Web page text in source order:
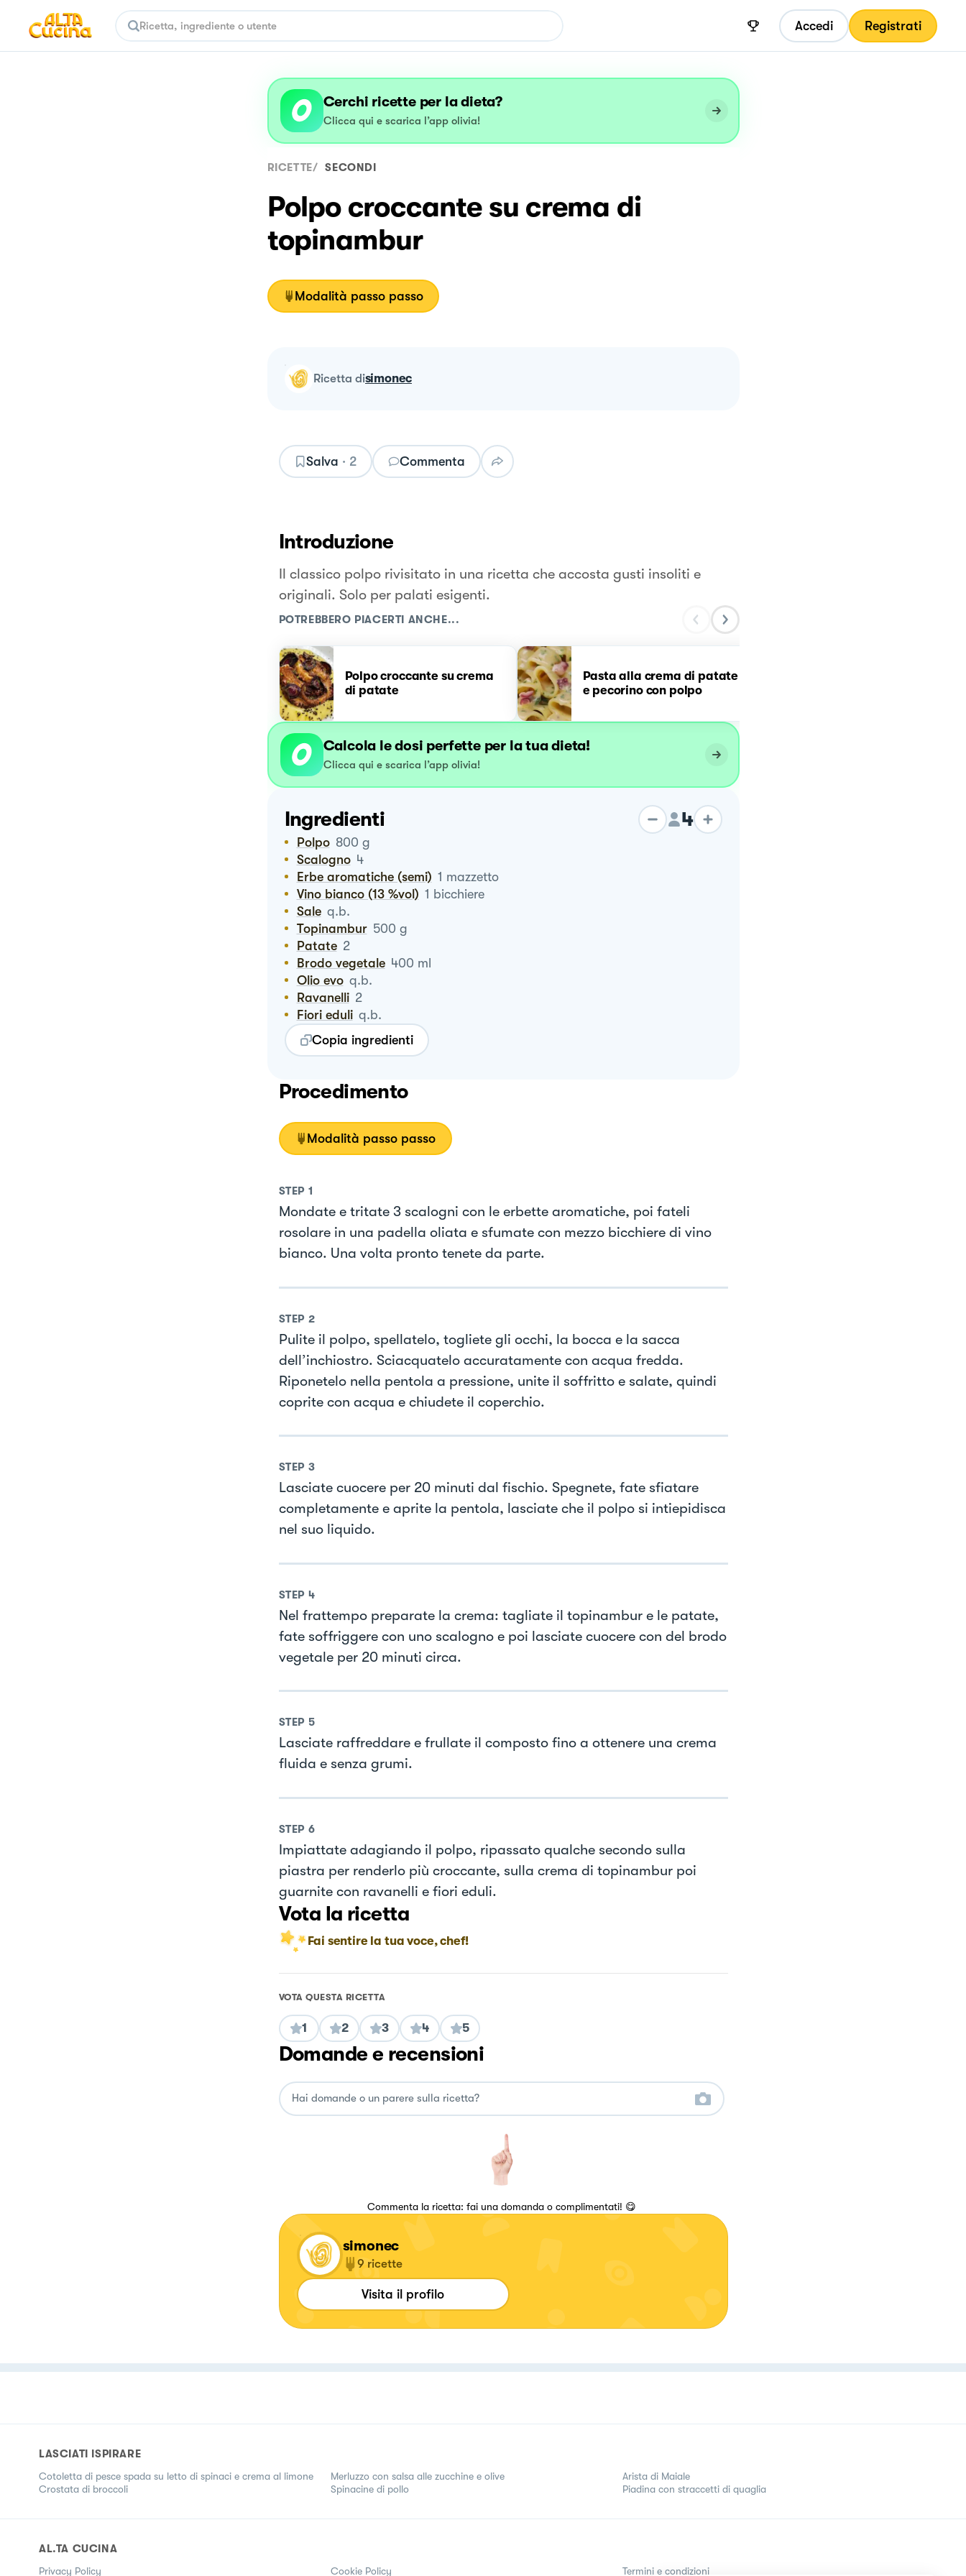
Accedi Registrati
Cerchi ricette per la dieta?
Clicca qui e scarica l’app olivia!
RICETTE/ SECONDI
Polpo croccante su crema di
topinambur
Modalità passo passo
ricetta disimonec
Salva · 2 Commenta
Introduzione
Il classico polpo rivisitato in una ricetta che accosta gusti insoliti e
originali. Solo per palati esigenti.
POTREBBERO PIACERTI ANCHE...
Polpo croccante su crema
di patate
Pasta alla crema di patate
e pecorino con polpo
Calcola le dosi perfette per la tua dieta!
Clicca qui e scarica l’app olivia!
Ingredienti 4
Polpo 800 g
Scalogno 4
Erbe aromatiche (semi) 1 mazzetto
Vino bianco (13 %vol) 1 bicchiere
Sale q.b.
Topinambur 500 g
Patate 2
Brodo vegetale 400 ml
Olio evo q.b.
Ravanelli 2
Fiori eduli q.b.
Copia ingredienti
Procedimento
Modalità passo passo
STEP 1
Mondate e tritate 3 scalogni con le erbette aromatiche, poi fateli
rosolare in una padella oliata e sfumate con mezzo bicchiere di vino
bianco. Una volta pronto tenete da parte.
STEP 2
Pulite il polpo, spellatelo, togliete gli occhi, la bocca e la sacca
dell’inchiostro. Sciacquatelo accuratamente con acqua fredda.
Riponetelo nella pentola a pressione, unite il soffritto e salate, quindi
coprite con acqua e chiudete il coperchio.
STEP 3
Lasciate cuocere per 20 minuti dal fischio. Spegnete, fate sfiatare
completamente e aprite la pentola, lasciate che il polpo si intiepidisca
nel suo liquido.
STEP 4
Nel frattempo preparate la crema: tagliate il topinambur e le patate,
fate soffriggere con uno scalogno e poi lasciate cuocere con del brodo
vegetale per 20 minuti circa.
STEP 5
Lasciate raffreddare e frullate il composto fino a ottenere una crema
fluida e senza grumi.
STEP 6
Impiattate adagiando il polpo, ripassato qualche secondo sulla
piastra per renderlo più croccante, sulla crema di topinambur poi
guarnite con ravanelli e fiori eduli.
Vota la ricetta
Fai sentire la tua voce, chef!
VOTA QUESTA RICETTA
1 2 3 4 5
Domande e recensioni
Commenta la ricetta: fai una domanda o complimentati! 😋
simonec
9 ricette
Visita il profilo
LASCIATI ISPIRARE
Cotoletta di pesce spada su letto di spinaci e crema al limone
Crostata di broccoli
Merluzzo con salsa alle zucchine e olive
Spinacine di pollo
Arista di Maiale
Piadina con straccetti di quaglia
AL.TA CUCINA
Privacy Policy Cookie Policy Termini e condizioni